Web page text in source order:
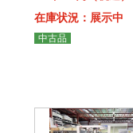
在庫状況：展示中
中古品